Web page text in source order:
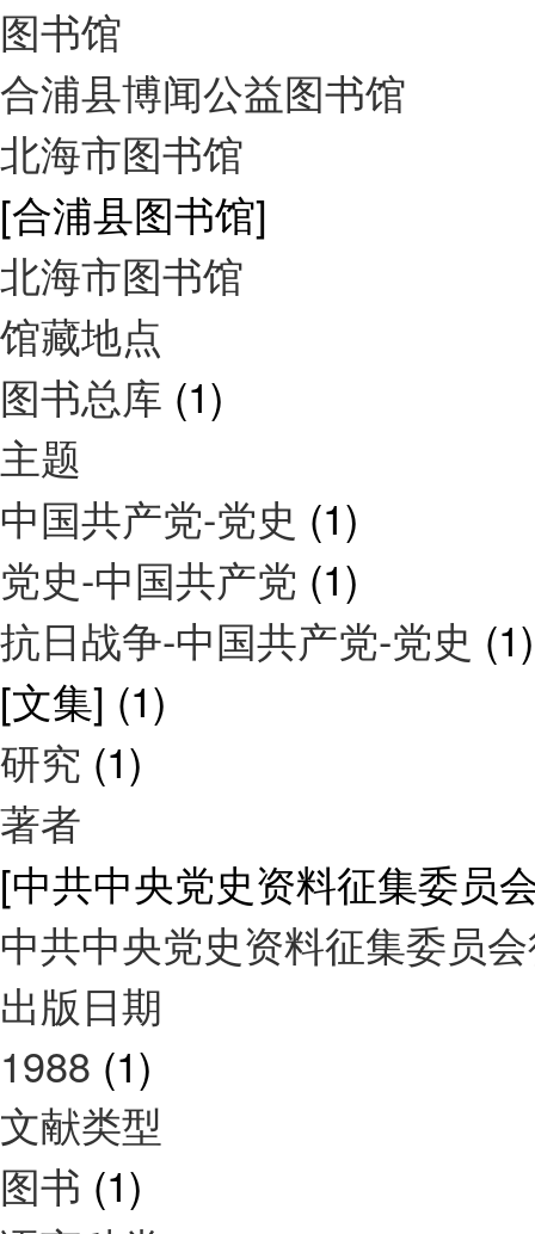
图书馆
合浦县博闻公益图书馆
北海市图书馆
[合浦县图书馆]
北海市图书馆
馆藏地点
图书总库 (1)
主题
中国共产党-党史 (1)
党史-中国共产党 (1)
抗日战争-中国共产党-党史 (1)
[文集] (1)
研究 (1)
著者
[中共中央党史资料征集委员
中共中央党史资料征集委员
出版日期
1988 (1)
文献类型
图书 (1)